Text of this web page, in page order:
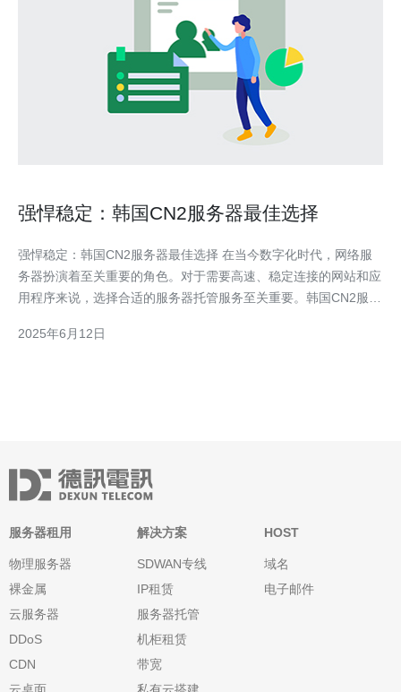
强悍稳定：韩国CN2服务器最佳选择
强悍稳定：韩国CN2服务器最佳选择 在当今数字化时代，网络服
务器扮演着至关重要的角色。对于需要高速、稳定连接的网站和应
用程序来说，选择合适的服务器托管服务至关重要。韩国CN2服务
的首选。本文将探讨韩国CN2服务器的优势，帮助您了解为何它是
2025年6月12日
服务器租用
物理服务器
裸金属
云服务器
DDoS
CDN
解决方案
SDWAN专线
IP租赁
服务器托管
机柜租赁
带宽
HOST
域名
电子邮件